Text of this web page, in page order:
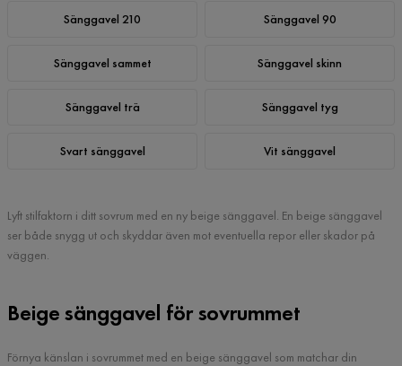
Sänggavel 210 Sänggavel 90
Sänggavel sammet Sänggavel skinn
Sänggavel trä Sänggavel tyg
Svart sänggavel Vit sänggavel
Lyft stilfaktorn i ditt sovrum med en ny beige sänggavel. En beige sänggavel
ser både snygg ut och skyddar även mot eventuella repor eller skador på
väggen.
Beige sänggavel för sovrummet
Förnya känslan i sovrummet med en beige sänggavel som matchar din